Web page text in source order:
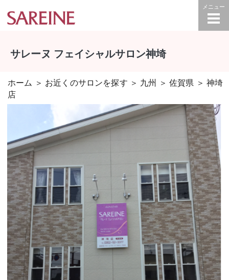
ホーム ＞ お近くのサロンを探す ＞ 九州 ＞佐賀県 ＞ 神埼
店
サレーヌ フェイシャルサロン神埼